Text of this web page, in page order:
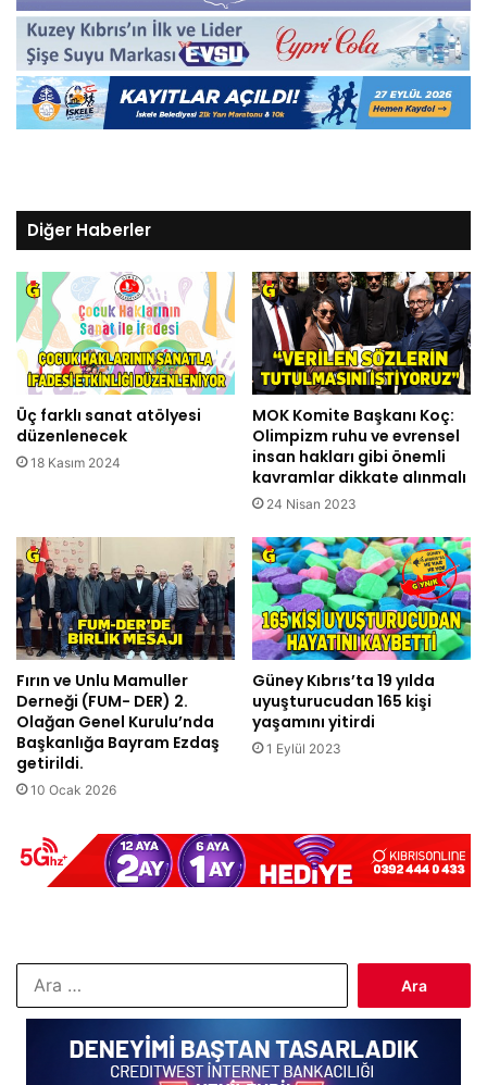
Diğer Haberler
Üç farklı sanat atölyesi
düzenlenecek
18 Kasım 2024
MOK Komite Başkanı Koç:
Olimpizm ruhu ve evrensel
insan hakları gibi önemli
kavramlar dikkate alınmalı
24 Nisan 2023
Fırın ve Unlu Mamuller
Derneği (FUM- DER) 2.
Olağan Genel Kurulu’nda
Başkanlığa Bayram Ezdaş
getirildi.
10 Ocak 2026
Güney Kıbrıs’ta 19 yılda
uyuşturucudan 165 kişi
yaşamını yitirdi
1 Eylül 2023